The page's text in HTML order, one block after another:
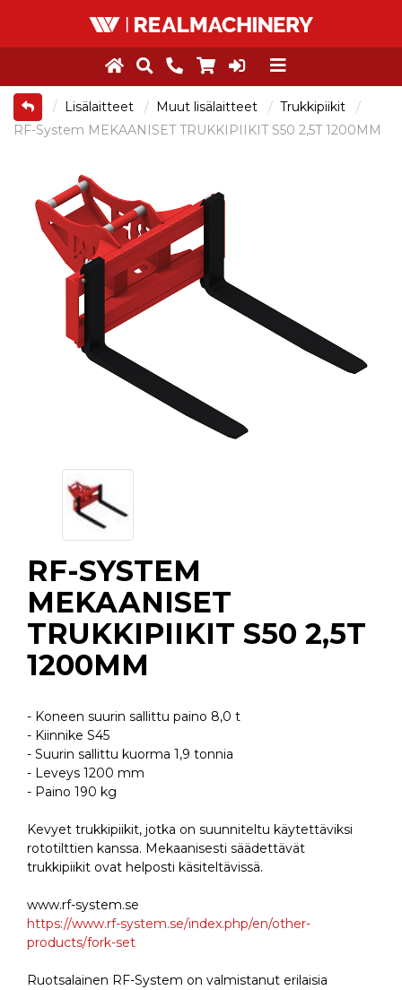
Lisälaitteet Muut lisälaitteet
Trukkipiikit
RF-System MEKAANISET TRUKKIPIIKIT S50 2,5T 1200MM
RF-SYSTEM
MEKAANISET
TRUKKIPIIKIT S50 2,5T
1200MM
- Koneen suurin sallittu paino 8,0 t
- Kiinnike S45
- Suurin sallittu kuorma 1,9 tonnia
- Leveys 1200 mm
- Paino 190 kg
Kevyet trukkipiikit, jotka on suunniteltu käytettäviksi
rototilttien kanssa. Mekaanisesti säädettävät
trukkipiikit ovat helposti käsiteltävissä.
www.rf-system.se
https://www.rf-system.se/index.php/en/other-
products/fork-set
Ruotsalainen RF-System on valmistanut erilaisia